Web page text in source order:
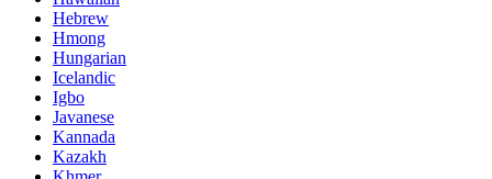
Hebrew
Hmong
Hungarian
Icelandic
Igbo
Javanese
Kannada
Kazakh